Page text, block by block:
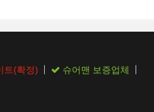
트(확정)
슈어맨 보증업체